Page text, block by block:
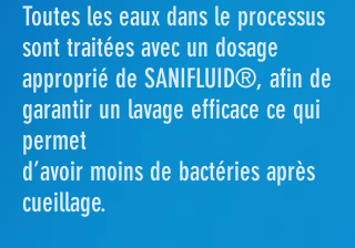
Toutes les eaux dans le processus
sont traitées avec un dosage
approprié de SANIFLUID®, afin de
garantir un lavage efficace ce qui
permet
d’avoir moins de bactéries après
cueillage.